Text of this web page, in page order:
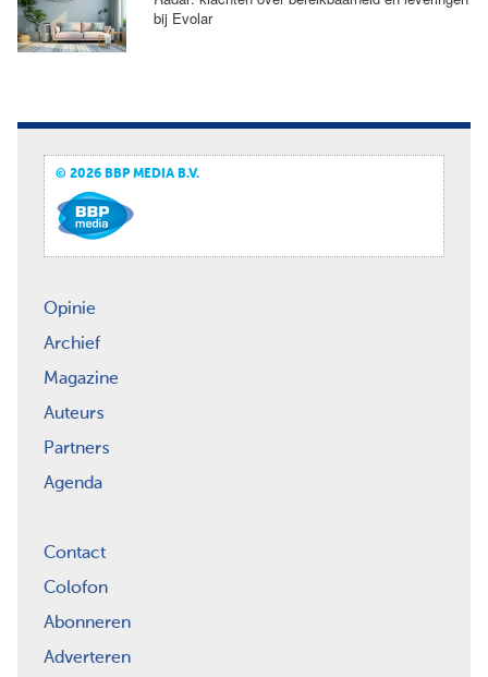
bij Evolar
© 2026 BBP MEDIA B.V.
Opinie
Archief
Magazine
Auteurs
Partners
Agenda
Contact
Colofon
Abonneren
Adverteren